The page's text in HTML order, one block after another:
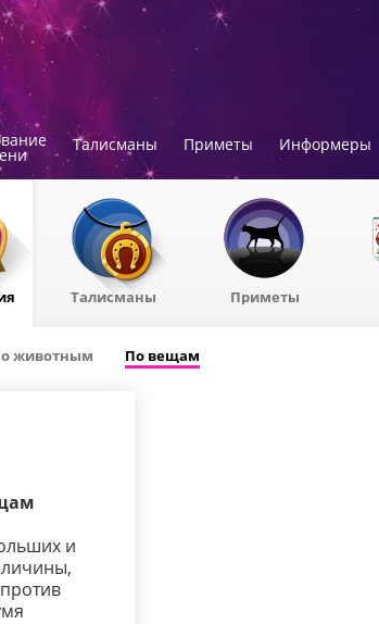
Талисманы Приметы Информеры
Талисманы Приметы
животным По вещам
и